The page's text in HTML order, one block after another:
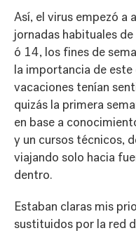
Así, el virus empezó a
jornadas habituales
ó 14, los fines de
la importancia de
vacaciones tenían
quizás la primera
en base a
y un cursos técnicos,
viajando solo hacia
dentro.
Estaban claras mis
sustituidos por la red